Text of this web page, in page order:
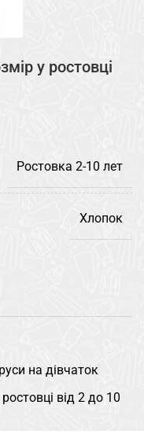
у ростовці
Ростовка 2-10 лет
Хлопок
на дівчаток
від 2 до 10